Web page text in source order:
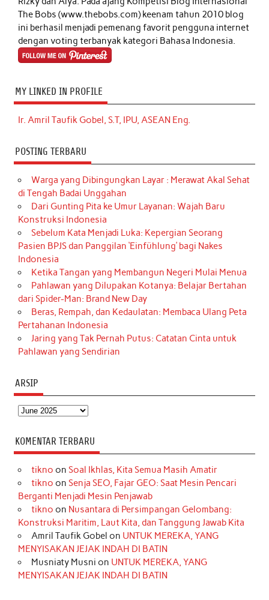
The Bobs (www.thebobs.com) keenam tahun 2010 blog
ini berhasil menjadi pemenang favorit pengguna internet
dengan voting terbanyak kategori Bahasa Indonesia.
MY LINKED IN PROFILE
Ir. Amril Taufik Gobel, S.T, IPU, ASEAN Eng.
POSTING TERBARU
Warga yang Dibingungkan Layar : Merawat Akal Sehat
di Tengah Badai Unggahan
Dari Gunting Pita ke Umur Layanan: Wajah Baru
Konstruksi Indonesia
Sebelum Kata Menjadi Luka: Kepergian Seorang
Pasien BPJS dan Panggilan ‘Einfühlung’ bagi Nakes
Indonesia
Ketika Tangan yang Membangun Negeri Mulai Menua
Pahlawan yang Dilupakan Kotanya: Belajar Bertahan
dari Spider-Man: Brand New Day
Beras, Rempah, dan Kedaulatan: Membaca Ulang Peta
Pertahanan Indonesia
Jaring yang Tak Pernah Putus: Catatan Cinta untuk
Pahlawan yang Sendirian
ARSIP
Arsip
KOMENTAR TERBARU
tikno on Soal Ikhlas, Kita Semua Masih Amatir
tikno on Senja SEO, Fajar GEO: Saat Mesin Pencari
Berganti Menjadi Mesin Penjawab
tikno on Nusantara di Persimpangan Gelombang:
Konstruksi Maritim, Laut Kita, dan Tanggung Jawab Kita
Amril Taufik Gobel on UNTUK MEREKA, YANG
MENYISAKAN JEJAK INDAH DI BATIN
Musniaty Musni on UNTUK MEREKA, YANG
MENYISAKAN JEJAK INDAH DI BATIN